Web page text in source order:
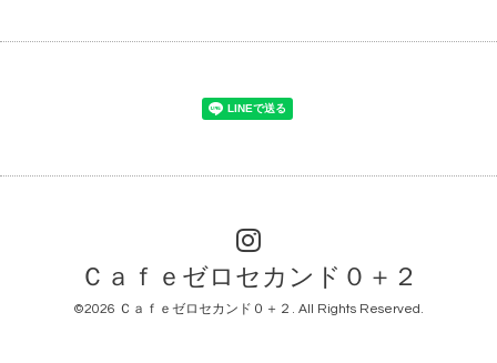
Ｃａｆｅゼロセカンド０＋２
©2026 Ｃａｆｅゼロセカンド０＋２ . All Rights Reserved.